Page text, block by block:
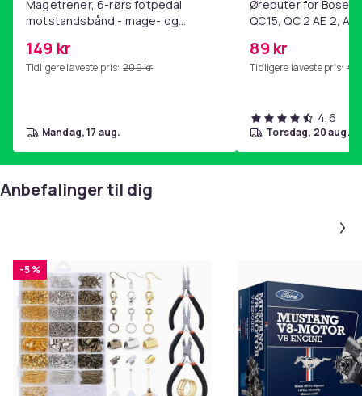
Magetrener, 6-rørs fotpedal
motstandsbånd - mage- og
hjemmegymnastikk Purple
149 kr
Tidligere laveste pris: 209 kr
mandag, 17 aug.
Øreputer for Bose
QC15, QC 2 AE 2, AE
89 kr
Tidligere laveste pris: 99
4,6
torsdag, 20 aug.
Anbefalinger til dig
-5 %